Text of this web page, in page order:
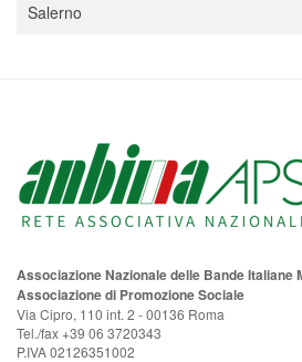
Salerno
Associazione Nazionale delle Bande Italiane
Associazione di Promozione Sociale
Via Cipro, 110 int. 2 - 00136 Roma
Tel./fax +39 06 3720343
P.IVA 02126351002